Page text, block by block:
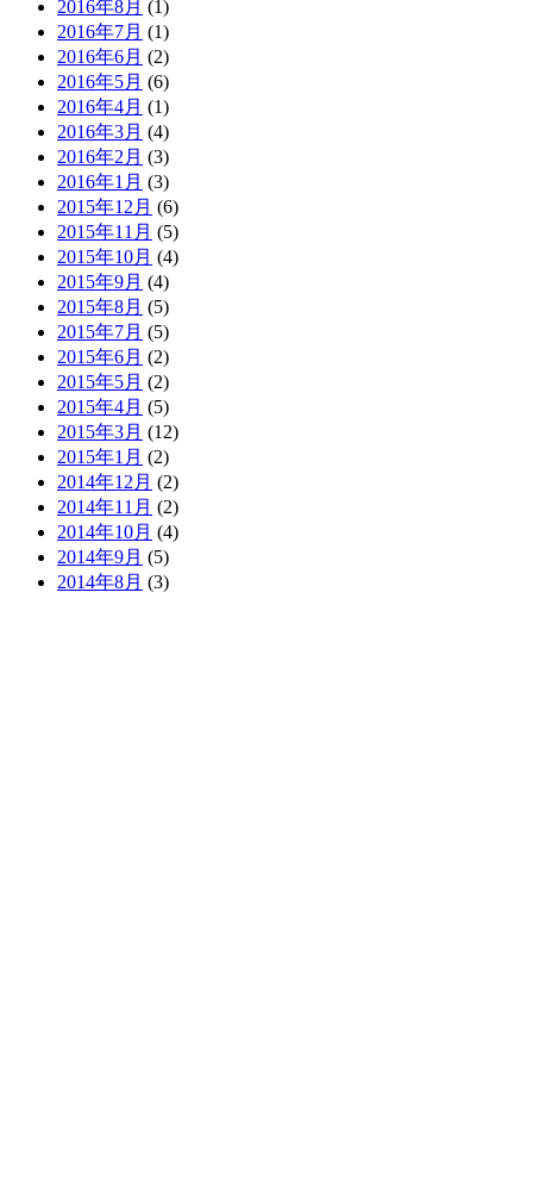
2016年8月 (1)
2016年7月 (1)
2016年6月 (2)
2016年5月 (6)
2016年4月 (1)
2016年3月 (4)
2016年2月 (3)
2016年1月 (3)
2015年12月 (6)
2015年11月 (5)
2015年10月 (4)
2015年9月 (4)
2015年8月 (5)
2015年7月 (5)
2015年6月 (2)
2015年5月 (2)
2015年4月 (5)
2015年3月 (12)
2015年1月 (2)
2014年12月 (2)
2014年11月 (2)
2014年10月 (4)
2014年9月 (5)
2014年8月 (3)